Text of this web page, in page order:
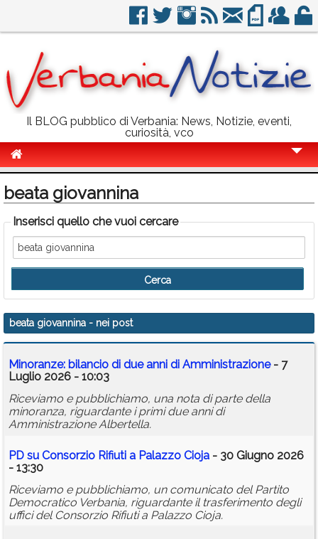
Il BLOG pubblico di Verbania: News, Notizie, eventi,
curiosità, vco
Politica
Sport
Eventi
Info Utili
Rubriche
Calendario
Annunci
beata giovannina
Inserisci quello che vuoi cercare
beata giovannina - nei post
Minoranze: bilancio di due anni di Amministrazione- 7
Luglio 2026 - 10:03
Riceviamo e pubblichiamo, una nota di parte della
minoranza, riguardante i primi due anni di
Amministrazione Albertella.
PD su Consorzio Rifiuti a Palazzo Cioja - 30 Giugno 2026
- 13:30
Riceviamo e pubblichiamo, un comunicato del Partito
Democratico Verbania, riguardante il trasferimento degli
uffici del Consorzio Rifiuti a Palazzo Cioja.